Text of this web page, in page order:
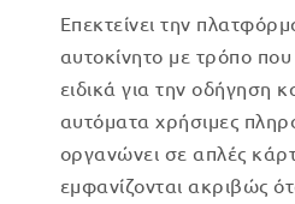
Επεκτείνει την
αυτοκίνητο με τρόπο που
ειδικά για την οδήγηση
αυτόματα χρήσιμες
οργανώνει σε απλές
εμφανίζονται ακριβώς